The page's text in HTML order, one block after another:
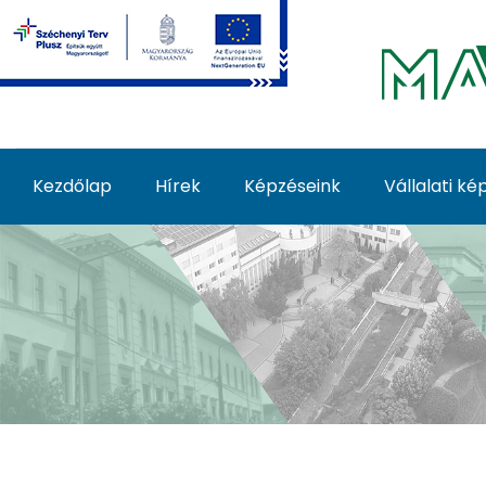
Ugrás a fő tartalomhoz
Kezdőlap Hírek Képzéseink Vállalati
Képzéseink - MATE